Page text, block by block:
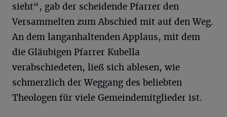
sieht“, gab der scheidende Pfarrer den
Versammelten zum Abschied mit auf den Weg.
An dem langanhaltenden Applaus, mit dem
die Gläubigen Pfarrer Kubella
verabschiedeten, ließ sich ablesen, wie
schmerzlich der Weggang des beliebten
Theologen für viele Gemeindemitglieder ist.